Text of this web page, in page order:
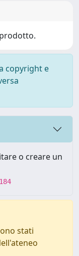
copyright e
o creare un
stati